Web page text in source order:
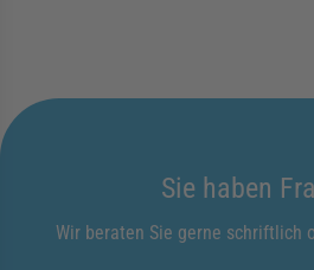
Sie haben
Wir beraten Sie gerne schriftlich